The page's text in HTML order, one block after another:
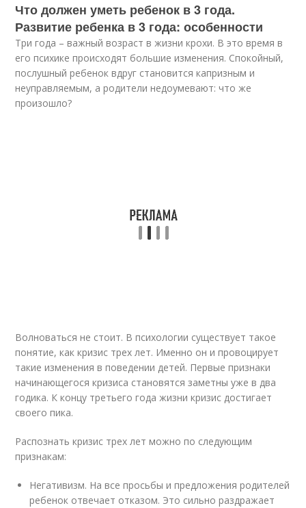
Что должен уметь ребенок в 3 года.
Развитие ребенка в 3 года: особенности
Три года – важный возраст в жизни крохи. В это время в
его психике происходят большие изменения. Спокойный,
послушный ребенок вдруг становится капризным и
неуправляемым, а родители недоумевают: что же
произошло?
Волноваться не стоит. В психологии существует такое
понятие, как кризис трех лет. Именно он и провоцирует
такие изменения в поведении детей. Первые признаки
начинающегося кризиса становятся заметны уже в два
годика. К концу третьего года жизни кризис достигает
своего пика.
Распознать кризис трех лет можно по следующим
признакам:
Негативизм. На все просьбы и предложения родителей
ребенок отвечает отказом. Это сильно раздражает